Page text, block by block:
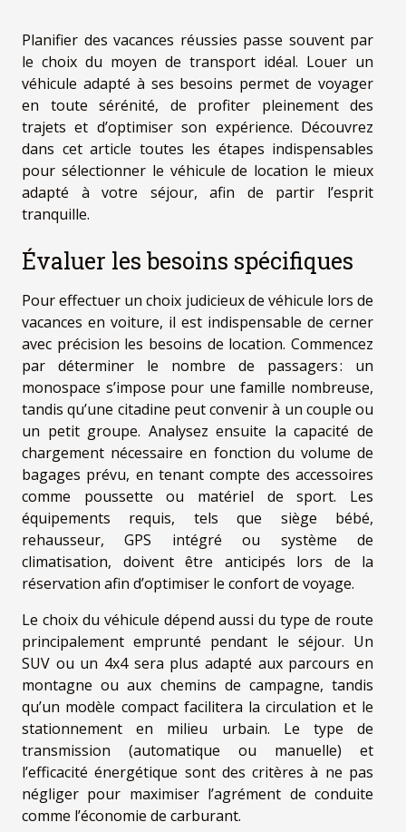
Planifier des vacances réussies passe souvent par
le choix du moyen de transport idéal. Louer un
véhicule adapté à ses besoins permet de voyager
en toute sérénité, de profiter pleinement des
trajets et d’optimiser son expérience. Découvrez
dans cet article toutes les étapes indispensables
pour sélectionner le véhicule de location le mieux
adapté à votre séjour, afin de partir l’esprit
tranquille.
Évaluer les besoins spécifiques
Pour effectuer un choix judicieux de véhicule lors de
vacances en voiture, il est indispensable de cerner
avec précision les besoins de location. Commencez
par déterminer le nombre de passagers : un
monospace s’impose pour une famille nombreuse,
tandis qu’une citadine peut convenir à un couple ou
un petit groupe. Analysez ensuite la capacité de
chargement nécessaire en fonction du volume de
bagages prévu, en tenant compte des accessoires
comme poussette ou matériel de sport. Les
équipements requis, tels que siège bébé,
rehausseur, GPS intégré ou système de
climatisation, doivent être anticipés lors de la
réservation afin d’optimiser le confort de voyage.
Le choix du véhicule dépend aussi du type de route
principalement emprunté pendant le séjour. Un
SUV ou un 4x4 sera plus adapté aux parcours en
montagne ou aux chemins de campagne, tandis
qu’un modèle compact facilitera la circulation et le
stationnement en milieu urbain. Le type de
transmission (automatique ou manuelle) et
l’efficacité énergétique sont des critères à ne pas
négliger pour maximiser l’agrément de conduite
comme l’économie de carburant.